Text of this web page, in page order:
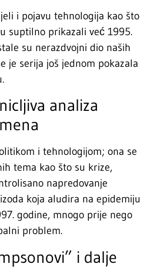
i pojavu tehnologija kao što
suptilno prikazali već 1995.
su nerazdvojni dio naših
je serija još jednom pokazala
analiza
i tehnologijom; ona se
tema kao što su krize,
napredovanje
koja aludira na epidemiju
godine, mnogo prije nego
problem.
i dalje